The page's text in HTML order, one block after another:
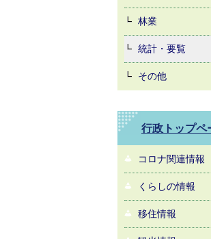
林業
統計・要覧
その他
行政トップペ
コロナ関連情報
くらしの情報
移住情報